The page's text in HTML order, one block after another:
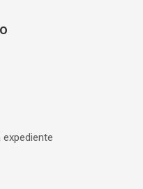
expediente